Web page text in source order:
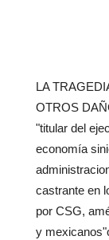
LA
OTROS
"titular del
economía
castrante en
por CSG,
y